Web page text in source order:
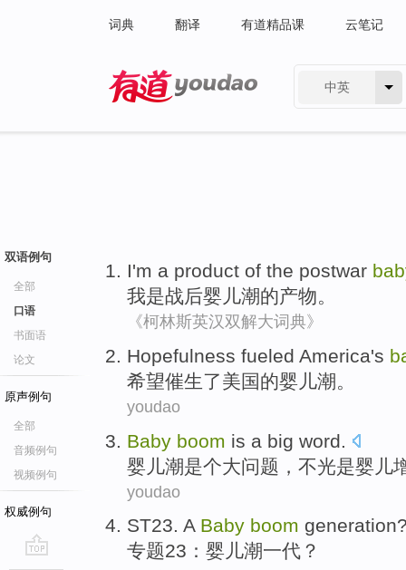
词典 翻译 有道精品课 云笔记
中英
双语例句
全部
口语
书面语
论文
原声例句
全部
音频例句
视频例句
权威例句
go
I'm a product of the postwar
我是战后婴儿潮的产物。
《柯林斯英汉双解大词典》
Hopefulness fueled America's
希望催生了美国的婴儿潮。
youdao
Baby boom is a big word.
婴儿潮是个大问题，不光是婴儿
youdao
ST23. A Baby boom generation
专题23： 婴儿潮一代 ？